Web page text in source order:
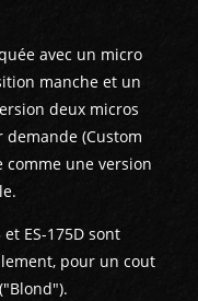
avec un micro
manche et un
deux micros
(Custom
comme une version
ES-175D sont
pour un cout